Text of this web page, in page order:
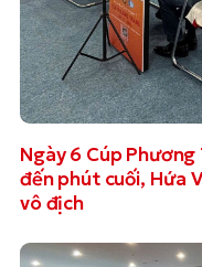
Ngày 6 Cúp
đến phút cuối, Hứa
vô địch